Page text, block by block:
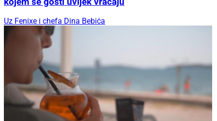
Uz Fenixe i chefa Dina Bebića